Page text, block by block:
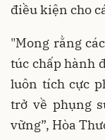
điều kiện cho
"Mong rằng
túc chấp hành
luôn tích cực
trở về phụng
vững”, Hòa